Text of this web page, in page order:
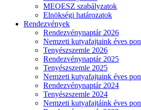
MEOESZ szabályzatok
Elnökségi határozatok
Rendezvények
Rendezvénynaptár 2026
Nemzeti kutyafajtaink éves
Tenyészszemle 2026
Rendezvénynaptár 2025
Tenyészszemle 2025
Nemzeti kutyafajtaink éves
Rendezvénynaptár 2024
Tenyészszemle 2024
Nemzeti kutyafajtáink éves